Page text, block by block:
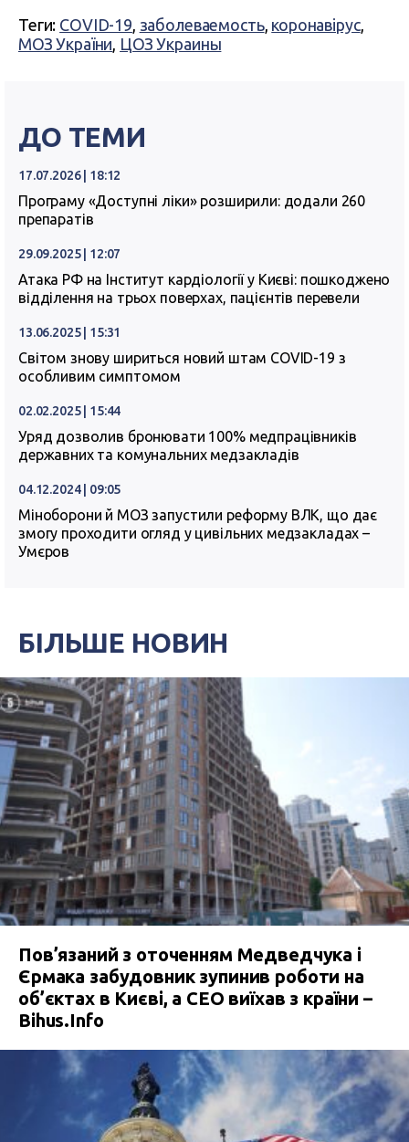
Теги: COVID-19, заболеваемость, коронавірус,
МОЗ України, ЦОЗ Украины
ДО ТЕМИ
17.07.2026 | 18:12
Програму «Доступні ліки» розширили: додали 260
препаратів
29.09.2025 | 12:07
Атака РФ на Інститут кардіології у Києві: пошкоджено
відділення на трьох поверхах, пацієнтів перевели
13.06.2025 | 15:31
Світом знову шириться новий штам COVID-19 з
особливим симптомом
02.02.2025 | 15:44
Уряд дозволив бронювати 100% медпрацівників
державних та комунальних медзакладів
04.12.2024 | 09:05
Міноборони й МОЗ запустили реформу ВЛК, що дає
змогу проходити огляд у цивільних медзакладах –
Умєров
БІЛЬШЕ НОВИН
Пов’язаний з оточенням Медведчука і
Єрмака забудовник зупинив роботи на
об’єктах в Києві, а СЕО виїхав з країни –
Bihus.Info